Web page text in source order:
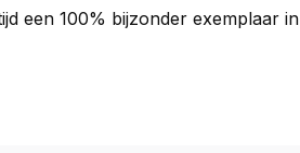
een 100% bijzonder exemplaar in